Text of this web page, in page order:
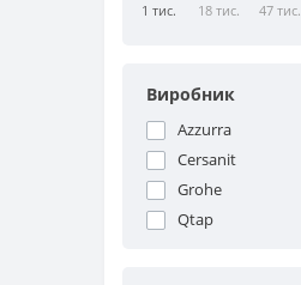
1 тис. 18 тис. 47 тис.
Виробник
Azzurra
Cersanit
Grohe
Qtap